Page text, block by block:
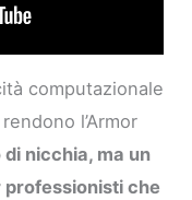
computazionale
l’Armor
nicchia, ma un
che